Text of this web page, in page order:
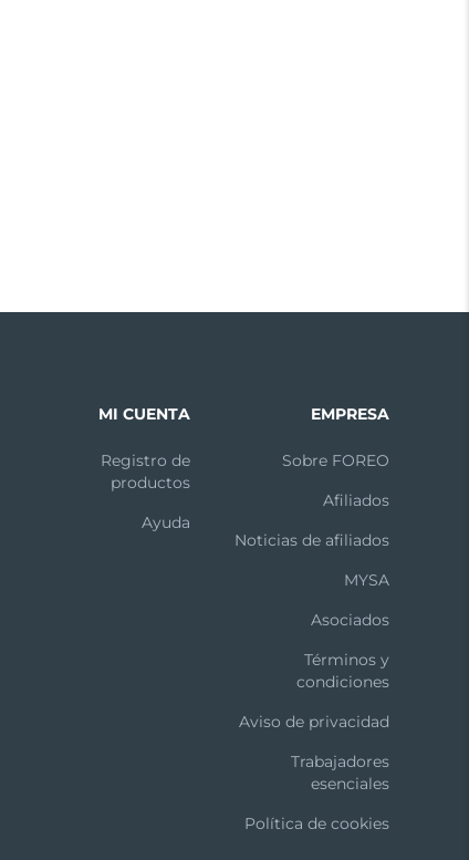
MI CUENTA
Registro de
productos
Ayuda
EMPRESA
Sobre FOREO
Afiliados
Noticias de afiliados
MYSA
Asociados
Términos y
condiciones
Aviso de privacidad
Trabajadores
esenciales
Política de cookies